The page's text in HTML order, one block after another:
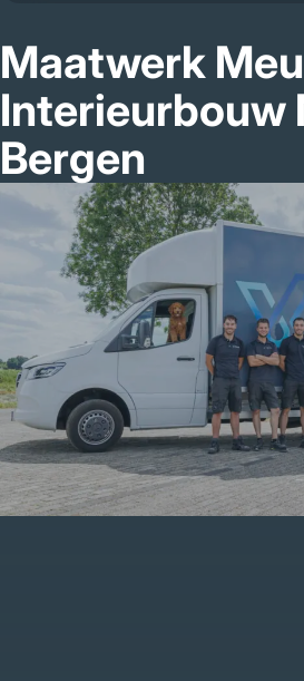
Maatwerk
Interieurbouw
Bergen